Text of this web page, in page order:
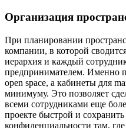
Организация
При планировании
компании, в которой
иерархия и каждый
предпринимателем. Именно
open space, а кабинеты для
минимуму. Это позволяет
всеми сотрудниками еще
проекте быстрой и
конфиденциальности там, где